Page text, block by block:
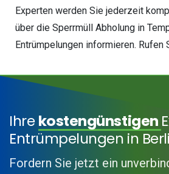
Experten werden Sie jederzeit
über die Sperrmüll Abholung in
Entrümpelungen informieren. Rufen
Ihrekostengünstigen
Entrümpelungen in
Fordern Sie jetzt ein